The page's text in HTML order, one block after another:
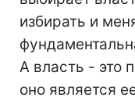
избирать и
А власть - это
оно является